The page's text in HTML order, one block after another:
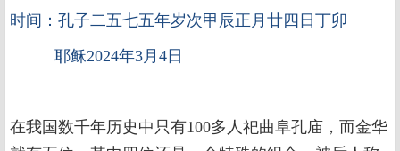
时间：孔子二五七五年岁次甲辰正月廿四日丁卯
耶稣2024年3月4日
在我国数千年历史中只有100多人祀曲阜孔庙，而金华